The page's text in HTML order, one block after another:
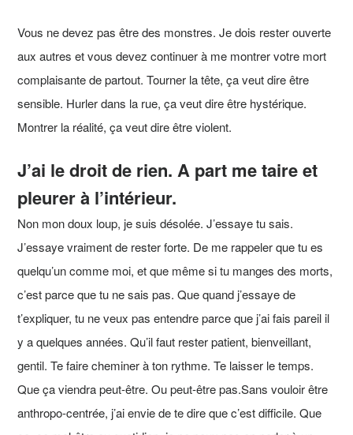
Vous ne devez pas être des monstres. Je dois rester ouverte
aux autres et vous devez continuer à me montrer votre mort
complaisante de partout. Tourner la tête, ça veut dire être
sensible. Hurler dans la rue, ça veut dire être hystérique.
Montrer la réalité, ça veut dire être violent.
J’ai le droit de rien. A part me taire et
pleurer à l’intérieur.
Non mon doux loup, je suis désolée. J’essaye tu sais.
J’essaye vraiment de rester forte. De me rappeler que tu es
quelqu’un comme moi, et que même si tu manges des morts,
c’est parce que tu ne sais pas. Que quand j’essaye de
t’expliquer, tu ne veux pas entendre parce que j’ai fais pareil il
y a quelques années. Qu’il faut rester patient, bienveillant,
gentil. Te faire cheminer à ton rythme. Te laisser le temps.
Que ça viendra peut-être. Ou peut-être pas.Sans vouloir être
anthropo-centrée, j’ai envie de te dire que c’est difficile. Que